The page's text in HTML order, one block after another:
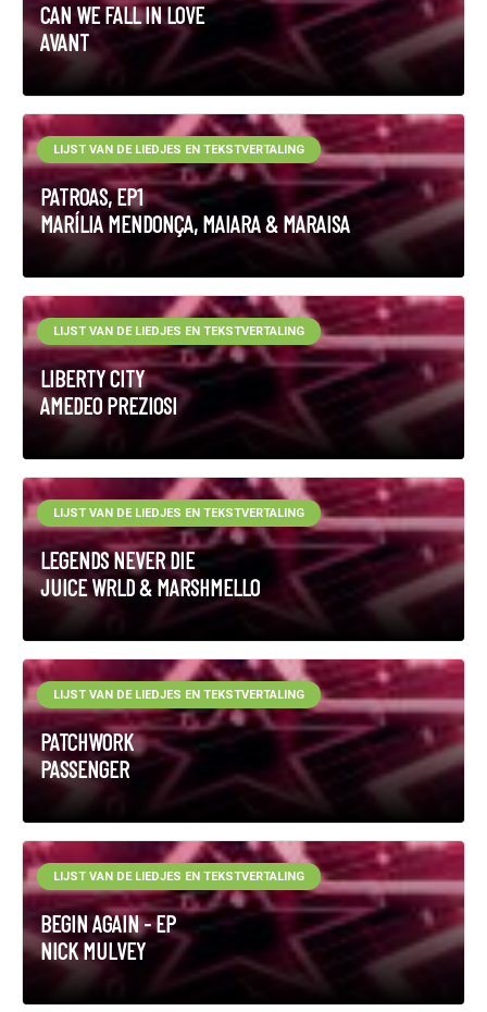
CAN WE FALL IN LOVE
AVANT
PATROAS, EP1
MARÍLIA MENDONÇA, MAIARA & MARAISA
LIJST VAN DE LIEDJES EN TEKSTVERTALING
LIBERTY CITY
AMEDEO PREZIOSI
LIJST VAN DE LIEDJES EN TEKSTVERTALING
LEGENDS NEVER DIE
JUICE WRLD & MARSHMELLO
LIJST VAN DE LIEDJES EN TEKSTVERTALING
PATCHWORK
PASSENGER
LIJST VAN DE LIEDJES EN TEKSTVERTALING
BEGIN AGAIN - EP
NICK MULVEY
LIJST VAN DE LIEDJES EN TEKSTVERTALING